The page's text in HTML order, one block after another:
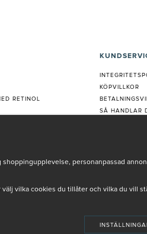
RETINOL
KÖPVILLKOR
SÅ HANDLAR
REKLAMATION
personanpassad
vilka cookies du tillåter och vilka du vill